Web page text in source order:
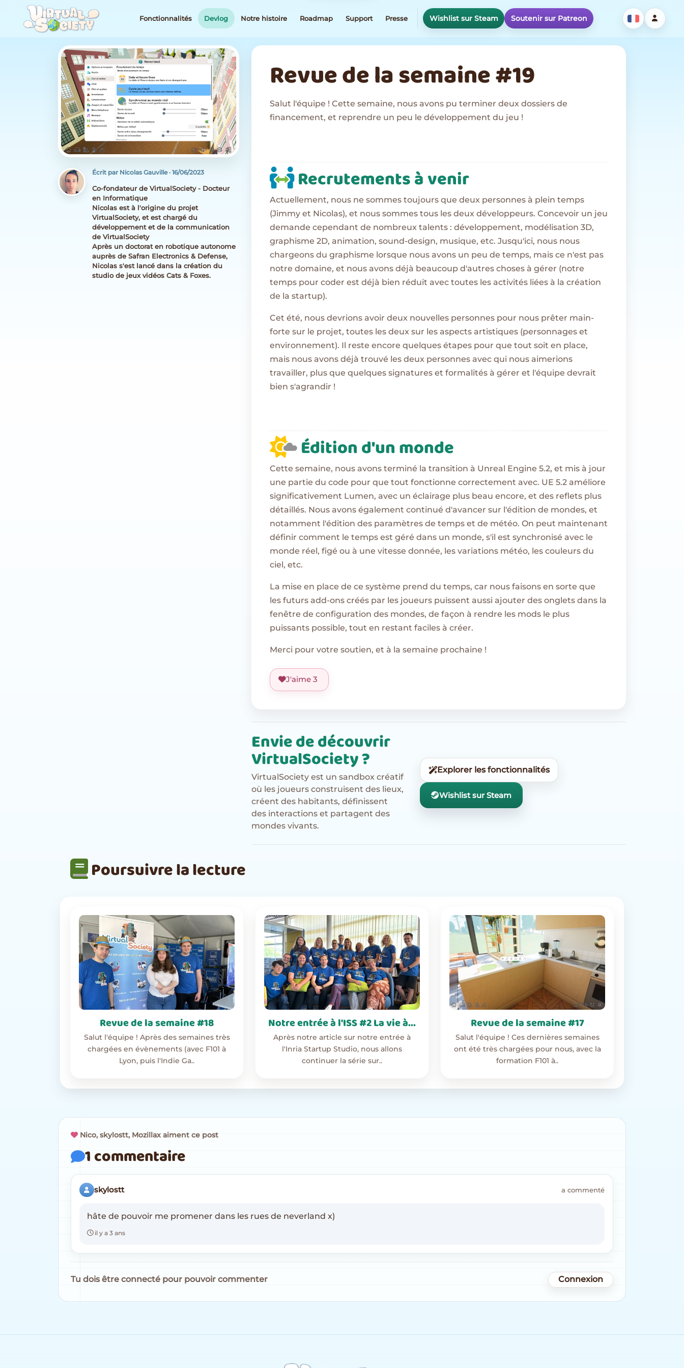
Fonctionnalités Devlog Notre histoire Roadmap Support Presse Wishlist sur Steam Soutenir sur Patreon
Écrit par Nicolas Gauville· 16/06/2023
Co-fondateur de VirtualSociety - Docteur
en Informatique
Nicolas est à l'origine du projet
VirtualSociety, et est chargé du
développement et de la communication
de VirtualSociety
Après un doctorat en robotique autonome
auprès de Safran Electronics & Defense,
Nicolas s'est lancé dans la création du
studio de jeux vidéos Cats & Foxes.
Revue de la semaine #19
Salut l'équipe ! Cette semaine, nous avons pu terminer deux dossiers de
financement, et reprendre un peu le développement du jeu !
Recrutements à venir
Actuellement, nous ne sommes toujours que deux personnes à plein temps
(Jimmy et Nicolas), et nous sommes tous les deux développeurs. Concevoir un jeu
demande cependant de nombreux talents : développement, modélisation 3D,
graphisme 2D, animation, sound-design, musique, etc. Jusqu'ici, nous nous
chargeons du graphisme lorsque nous avons un peu de temps, mais ce n'est pas
notre domaine, et nous avons déjà beaucoup d'autres choses à gérer (notre
temps pour coder est déjà bien réduit avec toutes les activités liées à la création
de la startup).
Cet été, nous devrions avoir deux nouvelles personnes pour nous prêter main-
forte sur le projet, toutes les deux sur les aspects artistiques (personnages et
environnement). Il reste encore quelques étapes pour que tout soit en place,
mais nous avons déjà trouvé les deux personnes avec qui nous aimerions
travailler, plus que quelques signatures et formalités à gérer et l'équipe devrait
bien s'agrandir !
Édition d'un monde
Cette semaine, nous avons terminé la transition à Unreal Engine 5.2, et mis à jour
une partie du code pour que tout fonctionne correctement avec. UE 5.2 améliore
significativement Lumen, avec un éclairage plus beau encore, et des reflets plus
détaillés. Nous avons également continué d'avancer sur l'édition de mondes, et
notamment l'édition des paramètres de temps et de météo. On peut maintenant
définir comment le temps est géré dans un monde, s'il est synchronisé avec le
monde réel, figé ou à une vitesse donnée, les variations météo, les couleurs du
ciel, etc.
La mise en place de ce système prend du temps, car nous faisons en sorte que
les futurs add-ons créés par les joueurs puissent aussi ajouter des onglets dans la
fenêtre de configuration des mondes, de façon à rendre les mods le plus
puissants possible, tout en restant faciles à créer.
Merci pour votre soutien, et à la semaine prochaine !
J'aime 3
Envie de découvrir
VirtualSociety ?
VirtualSociety est un sandbox créatif
où les joueurs construisent des lieux,
créent des habitants, définissent
des interactions et partagent des
mondes vivants.
Explorer les fonctionnalités
Wishlist sur Steam
Poursuivre la lecture
Revue de la semaine #18
Salut l'équipe ! Après des semaines très
chargées en évènements (avec F101 à
Lyon, puis l'Indie Ga..
Notre entrée à l'ISS #2 La vie à...
Après notre article sur notre entrée à
l'Inria Startup Studio, nous allons
continuer la série sur..
Revue de la semaine #17
Salut l'équipe ! Ces dernières semaines
ont été très chargées pour nous, avec la
formation F101 à..
Nico, skylostt, Mozillax aiment ce post
1 commentaire
skylostt a commenté
hâte de pouvoir me promener dans les rues de neverland x)
il y a 3 ans
Tu dois être connecté pour pouvoir commenter Connexion